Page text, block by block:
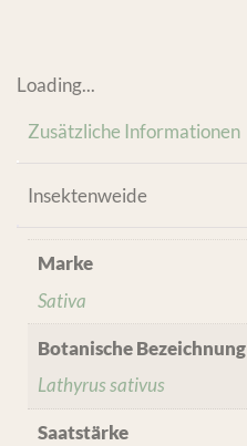
Loading...
Zusätzliche Informationen
Insektenweide
Marke
Sativa
Botanische Bezeichnung
Lathyrus sativus
Saatstärke